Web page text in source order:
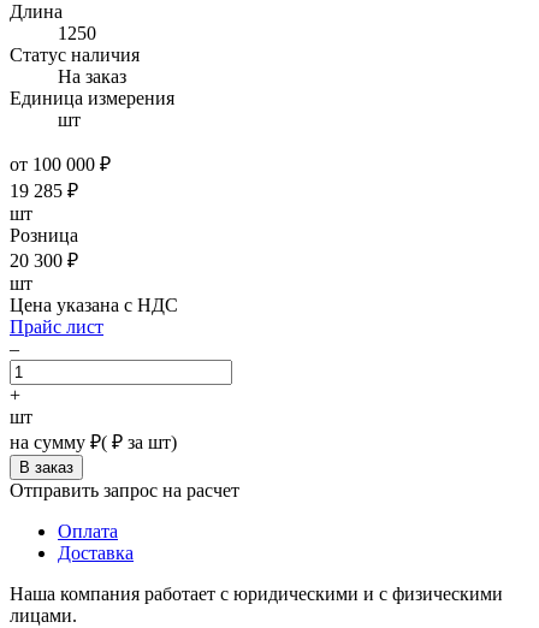
Длина
1250
Статус наличия
На заказ
Единица измерения
шт
от 100 000 ₽
19 285 ₽
шт
Розница
20 300 ₽
шт
Цена указана с НДС
Прайс лист
–
+
шт
на сумму ₽( ₽ за шт)
Отправить запрос на расчет
Оплата
Доставка
Наша компания работает с юридическими и с физическими
лицами.